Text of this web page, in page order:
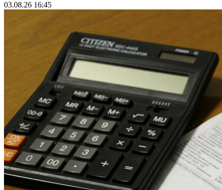
03.08.26 16:45